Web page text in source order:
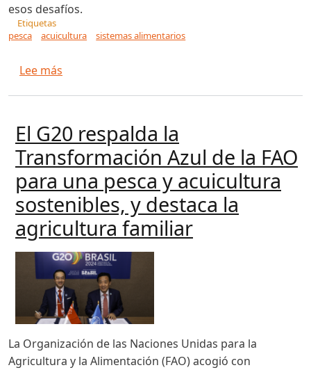
esos desafíos.
Etiquetas
pesca
acuicultura sistemas alimentarios
Lee más
El G20 respalda la
Transformación Azul de la FAO
para una pesca y acuicultura
sostenibles, y destaca la
agricultura familiar
La Organización de las Naciones Unidas para la
Agricultura y la Alimentación (FAO) acogió con